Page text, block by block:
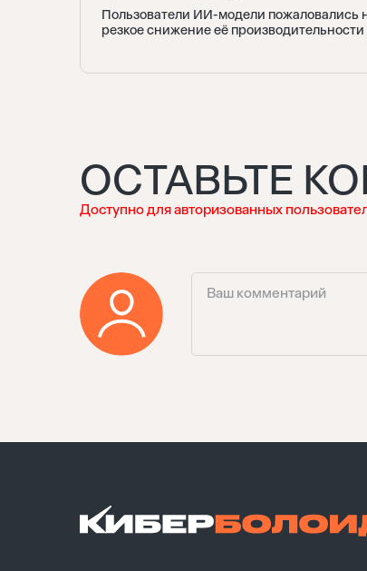
Пользователи ИИ-модели пожаловались
резкое снижение её производительности
ОСТАВЬТЕ
Доступно для авторизованных